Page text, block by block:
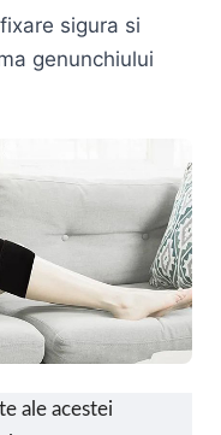
sigura si
genunchiului
ale acestei